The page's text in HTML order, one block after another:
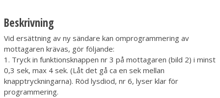
Beskrivning
Vid ersättning av ny sändare kan omprogrammering av
mottagaren krävas, gör följande:
1. Tryck in funktionsknappen nr 3 på mottagaren (bild 2) i minst
0,3 sek, max 4 sek. (Låt det gå ca en sek mellan
knapptryckningarna). Röd lysdiod, nr 6, lyser klar för
programmering.